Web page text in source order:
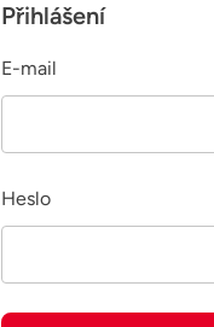
Přihlášení
E-mail
Heslo